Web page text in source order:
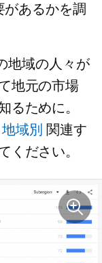
があるかを調
地域の人々が
地元の市場
るために。
地域別 関連す
ください。